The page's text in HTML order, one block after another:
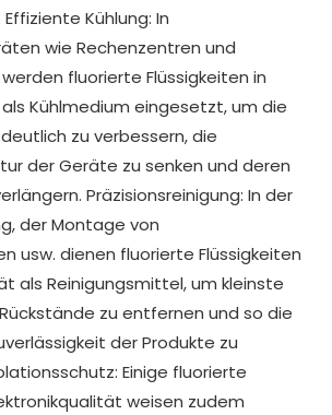
Kühlung: In
wie Rechenzentren und
fluorierte Flüssigkeiten in
Kühlmedium eingesetzt, um die
zu verbessern, die
der Geräte zu senken und deren
Präzisionsreinigung: In der
der Montage von
usw. dienen fluorierte Flüssigkeiten
als Reinigungsmittel, um kleinste
zu entfernen und so die
der Produkte zu
Einige fluorierte
weisen zudem